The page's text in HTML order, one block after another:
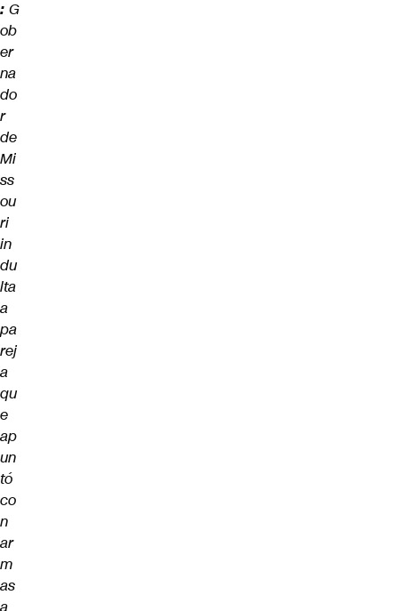
: G
ob
er
na
do
r
de
Mi
ss
ou
ri
in
du
lta
a
pa
rej
a
qu
e
ap
un
tó
co
n
ar
m
as